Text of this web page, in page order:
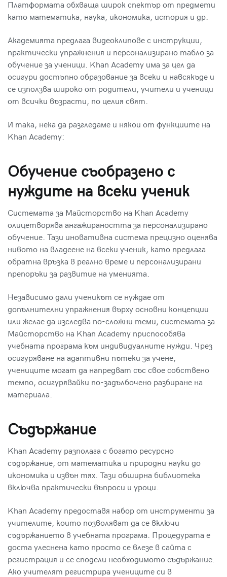
Платформата обхваща широк спектър от предмети
като математика, наука, икономика, история и др.
Академията предлага видеоклипове с инструкции,
практически упражнения и персонализирано табло за
обучение за ученици. Khan Academy има за цел да
осигури достъпно образование за всеки и навсякъде и
се използва широко от родители, учители и ученици
от всички възрасти, по целия свят.
И така, нека да разгледаме и някои от функциите на
Khan Academy:
Обучение съобразено с
нуждите на всеки ученик
Системата за Майсторство на Khan Academy
олицетворява ангажираността за персонализирано
обучение. Тази иновативна система прецизно оценява
нивото на владеене на всеки ученик, като предлага
обратна връзка в реално време и персонализирани
препоръки за развитие на уменията.
Независимо дали ученикът се нуждае от
допълнителни упражнения върху основни концепции
или желае да изследва по-сложни теми, системата за
Майсторство на Khan Academy приспособява
учебната програма към индивидуалните нужди. Чрез
осигуряване на адаптивни пътеки за учене,
учениците могат да напредват със свое собствено
темпо, осигурявайки по-задълбочено разбиране на
материала.
Съдържание
Khan Academy разполага с богато ресурсно
съдържание, от математика и природни науки до
икономика и извън тях. Тази обширна библиотека
включва практически въпроси и уроци.
Khan Academy предоставя набор от инструменти за
учителите, които позволяват да се включи
съдържанието в учебната програма. Процедурата е
доста улеснена като просто се влезе в сайта с
регистрация и се сподели необходимото съдържание.
Ако учителят регистрира учениците си в